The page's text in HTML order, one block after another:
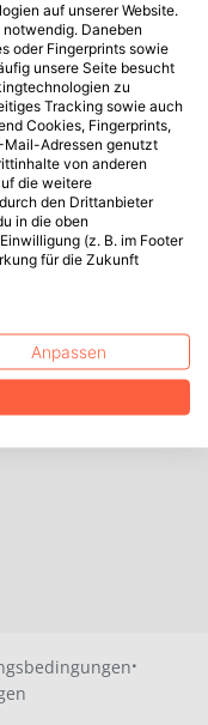
·
auf unserer Website.
Daneben
oder Fingerprints sowie
unsere Seite besucht
zu
Tracking sowie auch
Cookies, Fingerprints,
Mail-Adressen genutzt
von anderen
die weitere
den Drittanbieter
in die oben
(z. B. im Footer
für die Zukunft
Anpassen